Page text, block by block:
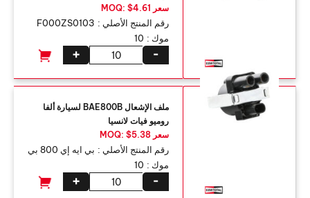
سعر MOQ: $4.61
رقم المنتج الأصلي : F000ZS0103
موك : 10
+ -
ملف الإشعال BAE800B لسيارة ألفا
روميو فيات لانسيا
سعر MOQ: $5.38
رقم المنتج الأصلي : بي ايه إي 800 بي
موك : 10
+ -